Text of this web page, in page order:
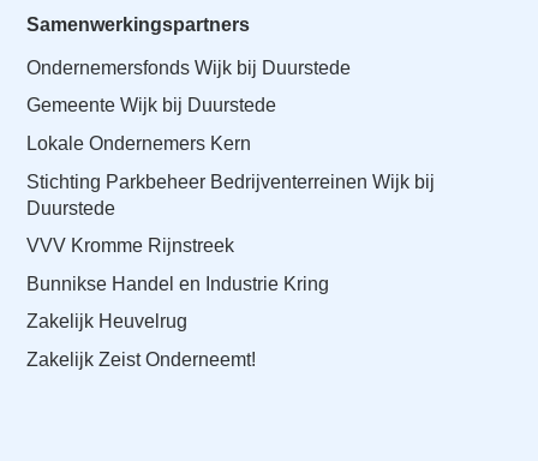
Samenwerkingspartners
Ondernemersfonds Wijk bij Duurstede
Gemeente Wijk bij Duurstede
Lokale Ondernemers Kern
Stichting Parkbeheer Bedrijventerreinen Wijk bij
Duurstede
VVV Kromme Rijnstreek
Bunnikse Handel en Industrie Kring
Zakelijk Heuvelrug
Zakelijk Zeist Onderneemt!